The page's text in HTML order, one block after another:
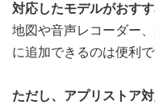
対応したモデルがおすす
地図や音声レコーダー
に追加できるのは便利で
ただし、アプリストア